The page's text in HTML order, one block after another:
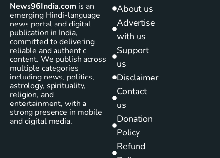
News96India.com is an
emerging Hindi-language
news portal and digital
publication in India,
committed to delivering
reliable and authentic
content. We publish across
multiple categories
including news, politics,
astrology, spirituality,
religion, and
entertainment, with a
strong presence in mobile
and digital media.
About us
Advertise
with us
Support
us
Disclaimer
Contact
us
Donation
Policy
Refund